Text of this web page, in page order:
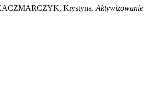
Krystyna. Aktywizowanie